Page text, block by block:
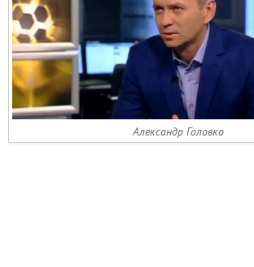
Александр Головко